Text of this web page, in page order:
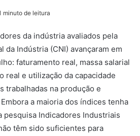
minuto de leitura
da indústria avaliados pela
da Indústria (CNI) avançaram em
faturamento real, massa salarial
real e utilização da capacidade
trabalhadas na produção e
a maioria dos índices tenha
pesquisa Indicadores Industriais
têm sido suficientes para